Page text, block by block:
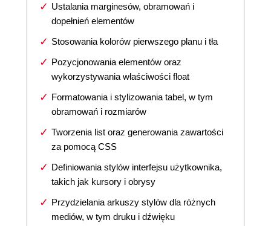
Ustalania marginesów, obramowań i
dopełnień elementów
Stosowania kolorów pierwszego planu i tła
Pozycjonowania elementów oraz
wykorzystywania właściwości float
Formatowania i stylizowania tabel, w tym
obramowań i rozmiarów
Tworzenia list oraz generowania zawartości
za pomocą CSS
Definiowania stylów interfejsu użytkownika,
takich jak kursory i obrysy
Przydzielania arkuszy stylów dla różnych
mediów, w tym druku i dźwięku